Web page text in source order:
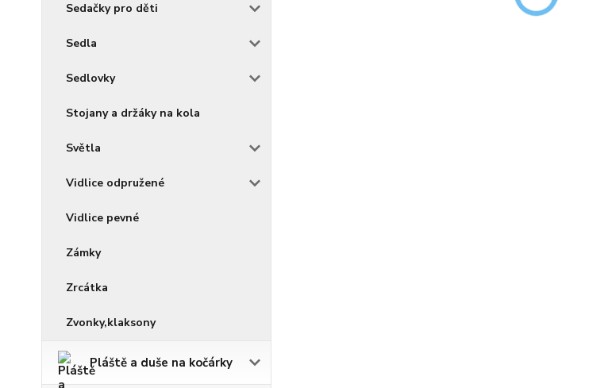
Sedačky pro děti
Sedla
Sedlovky
Stojany a držáky na kola
Světla
Vidlice odpružené
Vidlice pevné
Zámky
Zrcátka
Zvonky,klaksony
Pláště a duše na kočárky